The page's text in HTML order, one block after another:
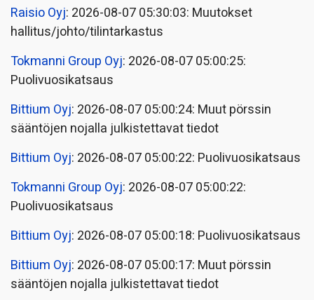
Raisio Oyj: 2026-08-07 05:30:03: Muutokset
hallitus/johto/tilintarkastus
Tokmanni Group Oyj: 2026-08-07 05:00:25:
Puolivuosikatsaus
Bittium Oyj: 2026-08-07 05:00:24: Muut pörssin
sääntöjen nojalla julkistettavat tiedot
Bittium Oyj: 2026-08-07 05:00:22: Puolivuosikatsaus
Tokmanni Group Oyj: 2026-08-07 05:00:22:
Puolivuosikatsaus
Bittium Oyj: 2026-08-07 05:00:18: Puolivuosikatsaus
Bittium Oyj: 2026-08-07 05:00:17: Muut pörssin
sääntöjen nojalla julkistettavat tiedot